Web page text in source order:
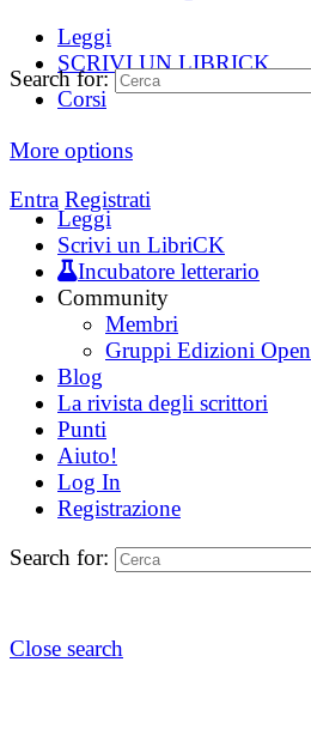
Leggi
SCRIVI UN LIBRICK
Corsi
More options
Entra Registrati
Search for:
Leggi
Scrivi un LibriCK
Incubatore letterario
Community
Membri
Gruppi Edizioni Open
Blog
La rivista degli scrittori
Punti
Aiuto!
Log In
Registrazione
Search for:
Close search